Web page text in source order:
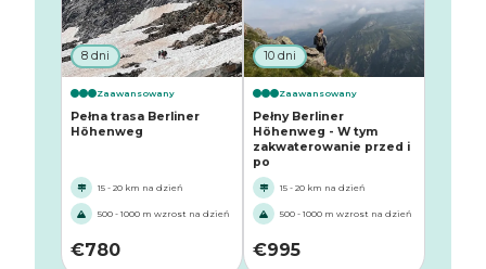
8 dni
Zaawansowany
Pełna trasa Berliner
Höhenweg
15 - 20 km na dzień
500 - 1000 m wzrost na dzień
€780
10 dni
Zaawansowany
Pełny Berliner
Höhenweg - W tym
zakwaterowanie przed i
po
15 - 20 km na dzień
500 - 1000 m wzrost na dzień
€995